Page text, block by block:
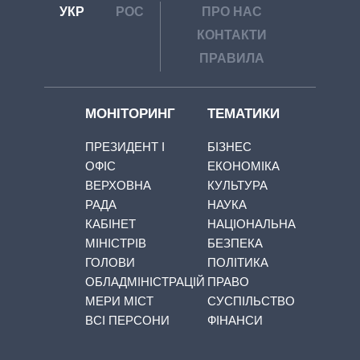
УКР РОС
ПРО НАС
КОНТАКТИ
ПРАВИЛА
МОНІТОРИНГ
ПРЕЗИДЕНТ І
ОФІС
ВЕРХОВНА
РАДА
КАБІНЕТ
МІНІСТРІВ
ГОЛОВИ
ОБЛАДМІНІСТРАЦІЙ
МЕРИ МІСТ
ВСІ ПЕРСОНИ
ТЕМАТИКИ
БІЗНЕС
ЕКОНОМІКА
КУЛЬТУРА
НАУКА
НАЦІОНАЛЬНА
БЕЗПЕКА
ПОЛІТИКА
ПРАВО
СУСПІЛЬСТВО
ФІНАНСИ